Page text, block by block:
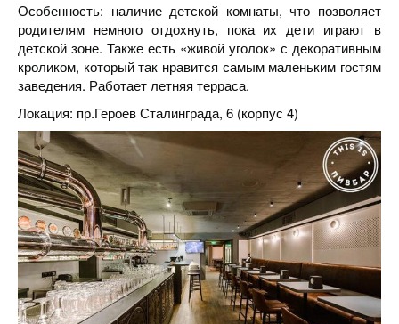
Особенность: наличие детской комнаты, что позволяет
родителям немного отдохнуть, пока их дети играют в
детской зоне. Также есть «живой уголок» с декоративным
кроликом, который так нравится самым маленьким гостям
заведения. Работает летняя терраса.
Локация: пр.Героев Сталинграда, 6 (корпус 4)